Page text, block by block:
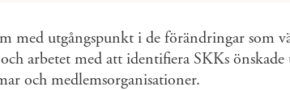
med utgångspunkt i de förändringar som
arbetet med att identifiera SKKs
och medlemsorganisationer.